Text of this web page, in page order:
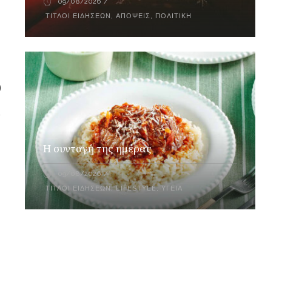
ΤΊΤΛΟΙ ΕΙΔΉΣΕΩΝ ,ΑΠΌΨΕΙΣ, ΠΟΛΙΤΙΚΉ
Η συνταγή της ημέρας
09/08/2026
ΤΊΤΛΟΙ ΕΙΔΉΣΕΩΝ,LIFESTYLE, ΥΓΕΊΑ